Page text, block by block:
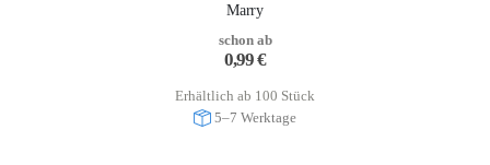
Marry
schon ab
0,99€
Erhältlich ab 100 Stück
5–7 Werktage